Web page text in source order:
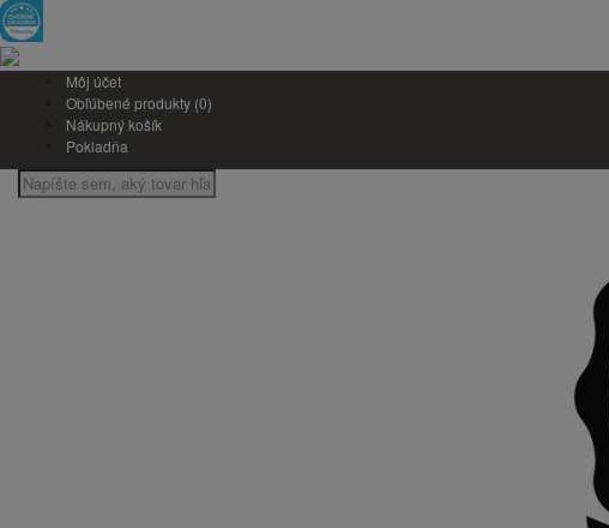
Môj účet
Obľúbené produkty (0)
Nákupný košík
Pokladňa